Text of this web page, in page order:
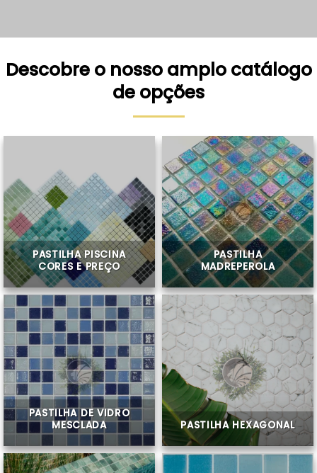
Descobre o nosso amplo catálogo
de opções
PASTILHA PISCINA
CORES E PREÇO
PASTILHA
MADREPEROLA
PASTILHA DE VIDRO
MESCLADA
PASTILHA HEXAGONAL